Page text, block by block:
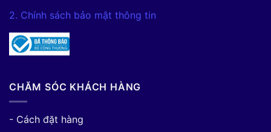
2. Chính sách bảo mật thông tin
CHĂM SÓC KHÁCH HÀNG
- Cách đặt hàng